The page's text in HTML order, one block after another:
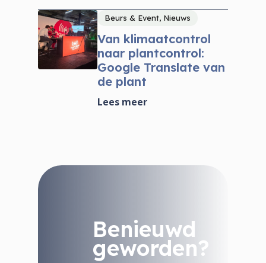
Beurs & Event, Nieuws
Van klimaatcontrol
naar plantcontrol:
Google Translate van
de plant
Lees meer
Benieuwd
geworden?